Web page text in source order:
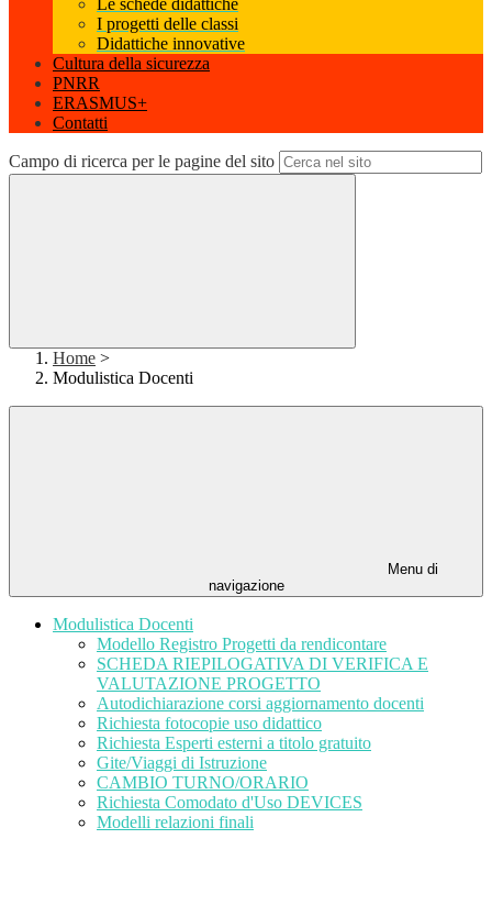
Le schede didattiche
I progetti delle classi
Didattiche innovative
Cultura della sicurezza
PNRR
ERASMUS+
Contatti
Campo di ricerca per le pagine del sito
Home >
Modulistica Docenti
Menu di
navigazione
Modulistica Docenti
Modello Registro Progetti da rendicontare
SCHEDA RIEPILOGATIVA DI VERIFICA E
VALUTAZIONE PROGETTO
Autodichiarazione corsi aggiornamento docenti
Richiesta fotocopie uso didattico
Richiesta Esperti esterni a titolo gratuito
Gite/Viaggi di Istruzione
CAMBIO TURNO/ORARIO
Richiesta Comodato d'Uso DEVICES
Modelli relazioni finali